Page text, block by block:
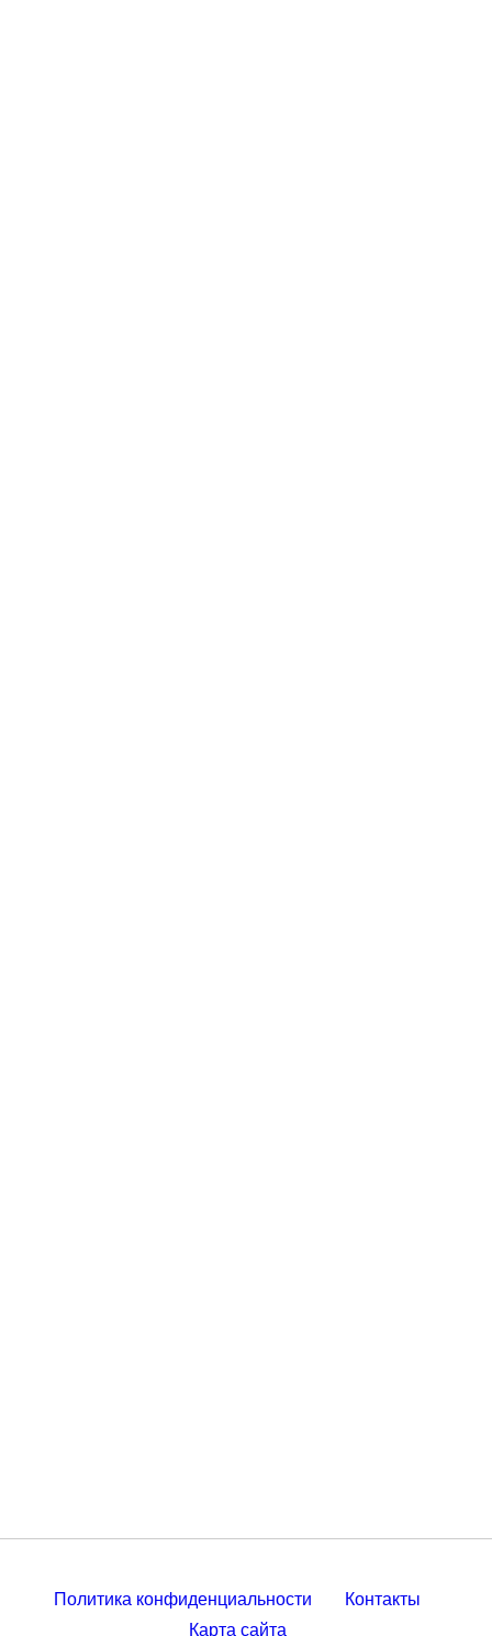
Политика конфиденциальности
Контакты
Карта сайта